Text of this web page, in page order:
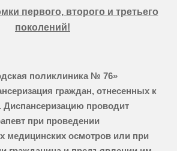
первого, второго и третьего
поколений!
поликлиника № 76»
граждан, отнесенных к
Диспансеризацию проводит
при проведении
медицинских осмотров или при